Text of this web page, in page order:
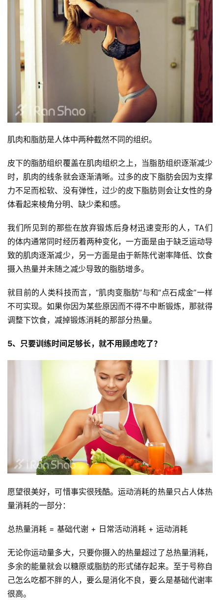
视
频
户
精
选
动
集
肌肉和脂肪是人体中两种截然不同的组织。
皮下的脂肪组织覆盖在肌肉组织之上，当脂肪组织逐渐减少
时，肌肉的线条就会逐渐清晰。过多的皮下脂肪会因为支撑
力不足而松软、没有弹性，过少的皮下脂肪则会让女性的身
体看起来棱角分明、缺少柔和感。
我们所见到的那些在放弃锻炼后身材迅速变形的人，TA们
的体内通常同时经历着两种变化，一方面是由于缺乏运动导
致的肌肉逐渐减少，另一方面是由于新陈代谢率降低、饮食
摄入热量并未随之减少导致的脂肪增多。
就目前的人类科技而言，“肌肉变脂肪”与和“点石成金”一样
不可实现。如果你因为某些原因而不得不中断锻炼，那就得
调整下饮食，减掉锻炼消耗的那部分热量。
5、只要训练时间足够长，就不用顾虑吃了？
愿望很美好，可惜事实很残酷。运动消耗的热量只占人体热
量消耗的一部分：
总热量消耗 = 基础代谢 + 日常活动消耗 + 运动消耗
无论你运动量多大，只要你摄入的热量超过了总热量消耗，
多余的能量就会以糖原或脂肪的形式储存起来。至于号称自
己怎么吃都不胖的人，要么是消化不良，要么是基础代谢率
很高。